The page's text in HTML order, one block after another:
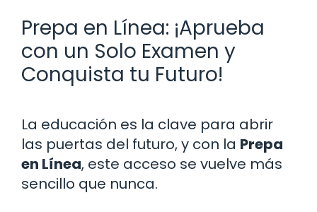
Prepa en Línea: ¡Aprueba
con un Solo Examen y
Conquista tu Futuro!
La educación es la clave para abrir
las puertas del futuro, y con la Prepa
en Línea, este acceso se vuelve más
sencillo que nunca.